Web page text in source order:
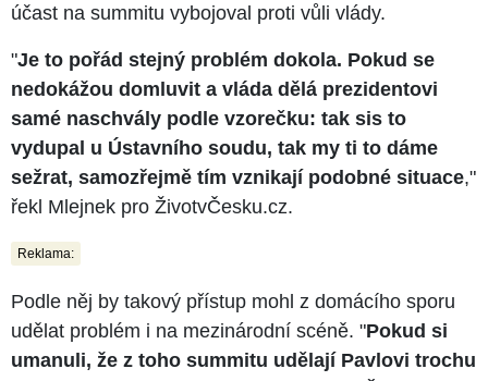
účast na summitu vybojoval proti vůli vlády.
"Je to pořád stejný problém dokola. Pokud se
nedokážou domluvit a vláda dělá prezidentovi
samé naschvály podle vzorečku: tak sis to
vydupal u Ústavního soudu, tak my ti to dáme
sežrat, samozřejmě tím vznikají podobné situace,"
řekl Mlejnek pro ŽivotvČesku.cz.
Reklama:
Podle něj by takový přístup mohl z domácího sporu
udělat problém i na mezinárodní scéně. "Pokud si
umanuli, že z toho summitu udělají Pavlovi trochu